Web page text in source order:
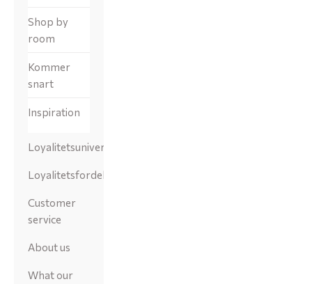
Shop by
room
Kommer
snart
Inspiration
Loyalitetsunivers
Loyalitetsfordele
Customer
service
About us
What our